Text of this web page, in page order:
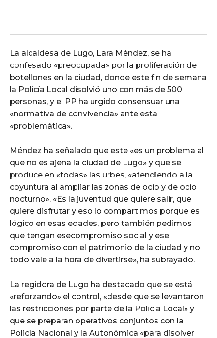
La alcaldesa de Lugo, Lara Méndez, se ha
confesado «preocupada» por la proliferación de
botellones en la ciudad, donde este fin de semana
la Policía Local disolvió uno con más de 500
personas, y el PP ha urgido consensuar una
«normativa de convivencia» ante esta
«problemática».
Méndez ha señalado que este «es un problema al
que no es ajena la ciudad de Lugo» y que se
produce en «todas» las urbes, «atendiendo a la
coyuntura al ampliar las zonas de ocio y de ocio
nocturno». «Es la juventud que quiere salir, que
quiere disfrutar y eso lo compartimos porque es
lógico en esas edades, pero también pedimos
que tengan esecompromiso social y ese
compromiso con el patrimonio de la ciudad y no
todo vale a la hora de divertirse», ha subrayado.
La regidora de Lugo ha destacado que se está
«reforzando» el control, «desde que se levantaron
las restricciones por parte de la Policía Local» y
que se preparan operativos conjuntos con la
Policía Nacional y la Autonómica «para disolver